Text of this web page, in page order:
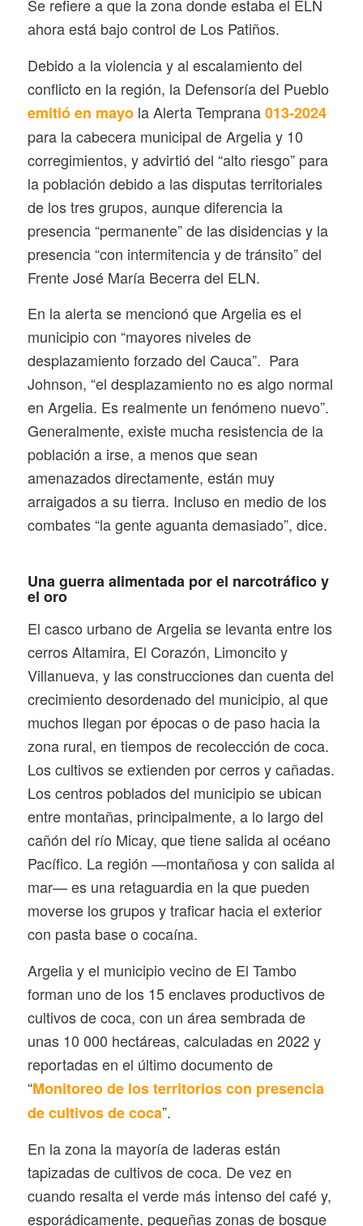
Se refiere a que la zona donde estaba el ELN
ahora está bajo control de Los Patiños.
Debido a la violencia y al escalamiento del
conflicto en la región, la Defensoría del Pueblo
emitió en mayo la Alerta Temprana013-2024
para la cabecera municipal de Argelia y 10
corregimientos, y advirtió del “alto riesgo” para
la población debido a las disputas territoriales
de los tres grupos, aunque diferencia la
presencia “permanente” de las disidencias y la
presencia “con intermitencia y de tránsito” del
Frente José María Becerra del ELN.
En la alerta se mencionó que Argelia es el
municipio con “mayores niveles de
desplazamiento forzado del Cauca”. Para
Johnson, “el desplazamiento no es algo normal
en Argelia. Es realmente un fenómeno nuevo”.
Generalmente, existe mucha resistencia de la
población a irse, a menos que sean
amenazados directamente, están muy
arraigados a su tierra. Incluso en medio de los
combates “la gente aguanta demasiado”, dice.
Una guerra alimentada por el narcotráfico y
el oro
El casco urbano de Argelia se levanta entre los
cerros Altamira, El Corazón, Limoncito y
Villanueva, y las construcciones dan cuenta del
crecimiento desordenado del municipio, al que
muchos llegan por épocas o de paso hacia la
zona rural, en tiempos de recolección de coca.
Los cultivos se extienden por cerros y cañadas.
Los centros poblados del municipio se ubican
entre montañas, principalmente, a lo largo del
cañón del río Micay, que tiene salida al océano
Pacífico. La región —montañosa y con salida al
mar— es una retaguardia en la que pueden
moverse los grupos y traficar hacia el exterior
con pasta base o cocaína.
Argelia y el municipio vecino de El Tambo
forman uno de los 15 enclaves productivos de
cultivos de coca, con un área sembrada de
unas 10 000 hectáreas, calculadas en 2022 y
reportadas en el último documento de
“Monitoreo de los territorios con presencia
de cultivos de coca”.
En la zona la mayoría de laderas están
tapizadas de cultivos de coca. De vez en
cuando resalta el verde más intenso del café y,
esporádicamente, pequeñas zonas de bosque